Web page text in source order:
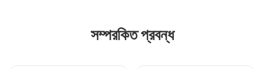
সম্পরকিত প্রবন্ধ